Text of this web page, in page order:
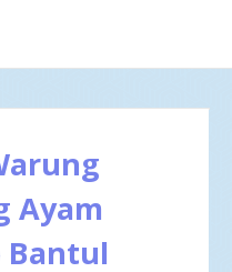
Ayam
Bantul